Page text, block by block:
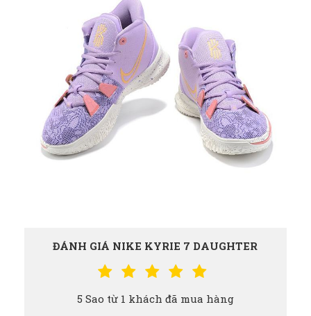
ĐÁNH GIÁ NIKE KYRIE 7 DAUGHTER
5 Sao từ 1 khách đã mua hàng